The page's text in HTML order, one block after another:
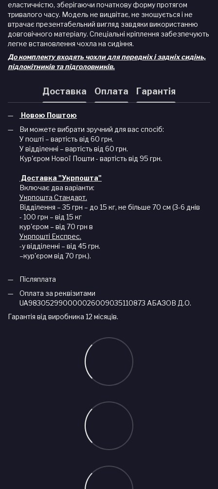
еластичністю, зберігаючи початкову форму протягом
тривалого часу. Модель не вицвітає, не зношується і не
втрачає презентабельний вигляд завдяки використанню
довговічного матеріалу. Спеціальні кріплення забезпечують
легке встановлення чохла на сидіння.
До комплекту входять чохли для передніх і задніх сидінь,
підлокітників та підголовників.
Доставка Оплата Гарантія
Новою Поштою
Ви можете вибрати зручний для вас спосіб:
У пошті – вартість від 60 грн.
У відділенні – вартість від 60 грн.
Кур'єром Нової Пошти - вартість від 95 грн.
Доставка "Укрпошта"
Включає два варіанти:
Укрпошта Стандарт.
Відділення – 35 грн – до 15 кг, не більше 70 см (3-6 днів
- 100 грн – від 15 кг
кур'єром – від 70 грн в
Укрпошті Експрес.
-у відділенні – від 45 грн.
–кур'єром від 70 грн.).
Післяплата
Оплата за реквізитами
UA983052990000026009035110873 АБАЗОВ Д.О.
Гарантія від виробника 12 місяців.